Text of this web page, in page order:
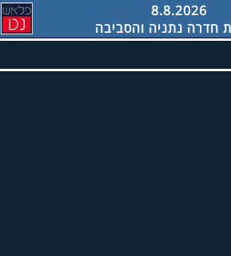
8.8.2026
חדרה נתניה והסביבה